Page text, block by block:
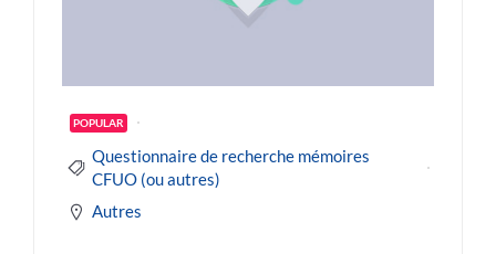
POPULAR
Questionnaire de recherche mémoires
CFUO (ou autres)
Autres